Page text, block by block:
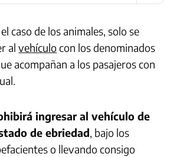
caso de los animales, solo se
alvehículocon los denominados
acompañan a los pasajeros con
ingresar al vehículo de
de ebriedad, bajo los
o llevando consigo